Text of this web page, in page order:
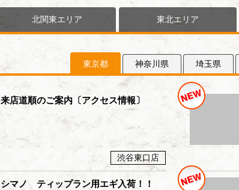
北関東エリア 東北エリア
東京都 神奈川県 埼玉県
来店道順のご案内〔アクセス情報〕
渋谷東口店
シマノ ティップラン用エギ入荷！！